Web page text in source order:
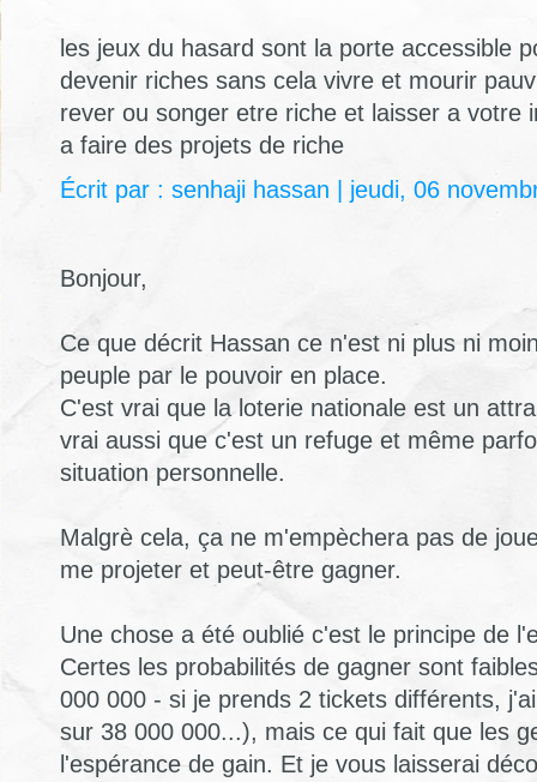
les jeux du hasard sont la porte accessible
devenir riches sans cela vivre et mourir
rever ou songer etre riche et laisser a votre
a faire des projets de riche
Écrit par : senhaji hassan | jeudi, 06
Bonjour,
Ce que décrit Hassan ce n'est ni plus ni
peuple par le pouvoir en place.
C'est vrai que la loterie nationale est un
vrai aussi que c'est un refuge et même
situation personnelle.
Malgrè cela, ça ne m'empèchera pas de
me projeter et peut-être gagner.
Une chose a été oublié c'est le principe de
Certes les probabilités de gagner sont
000 000 - si je prends 2 tickets différents,
sur 38 000 000...), mais ce qui fait que les
l'espérance de gain. Et je vous laisserai